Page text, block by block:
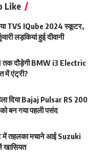
Like
TVS IQube 2024 स्कूटर,
लड़कियां हुई दीवानी
तक दौड़ेगी BMW i3 Electric
में एंट्री?
दिया Bajaj Pulsar RS 200
बन गया पहली पसंद
में तहलका मचाने आई Suzuki
खासियत